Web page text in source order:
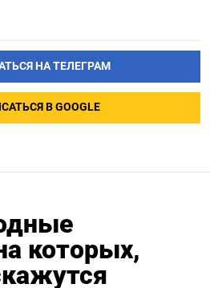
НА ТЕЛЕГРАМ
В GOOGLE
которых,